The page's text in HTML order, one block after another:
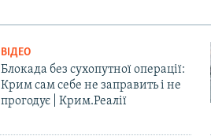
ВІДЕО
Блокада без сухопутної операції:
Крим сам себе не заправить і не
прогодує | Крим.Реалії